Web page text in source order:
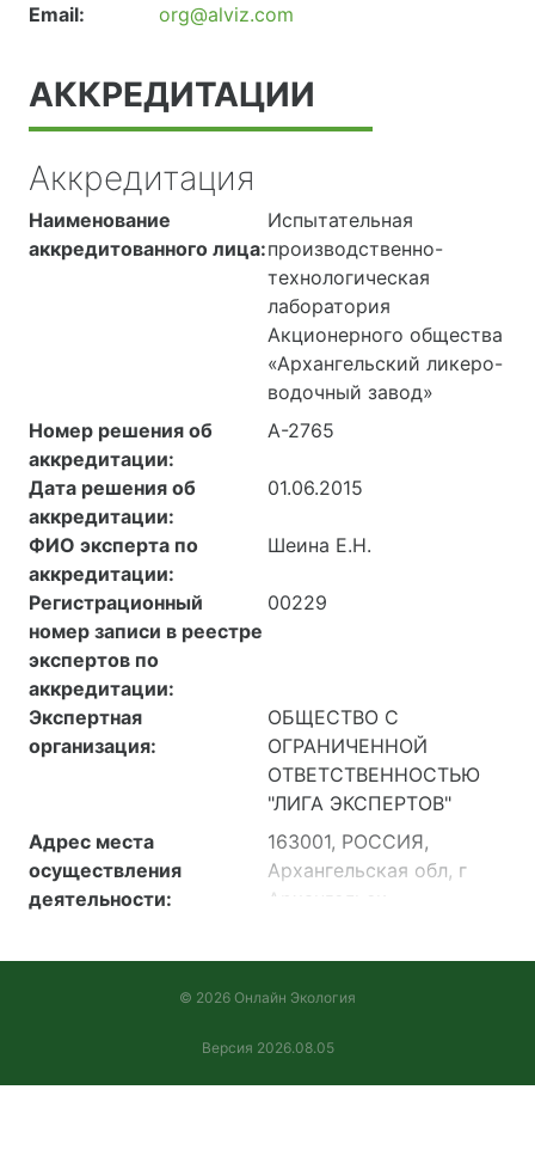
Email:
org@alviz.com
АККРЕДИТАЦИИ
Аккредитация
Наименование
аккредитованного лица:
Испытательная
производственно-
технологическая
лаборатория
Акционерного общества
«Архангельский ликеро-
водочный завод»
Номер решения об
аккредитации:
А-2765
Дата решения об
аккредитации:
01.06.2015
ФИО эксперта по
аккредитации:
Шеина Е.Н.
Регистрационный
номер записи в реестре
экспертов по
аккредитации:
00229
Экспертная
организация:
ОБЩЕСТВО С
ОГРАНИЧЕННОЙ
ОТВЕТСТВЕННОСТЬЮ
"ЛИГА ЭКСПЕРТОВ"
Адрес места
осуществления
деятельности:
163001, РОССИЯ,
Архангельская обл, г
Архангельск,
Двины, дом 120,
корпус
© 2026 Онлайн Экология
Версия 2026.08.05